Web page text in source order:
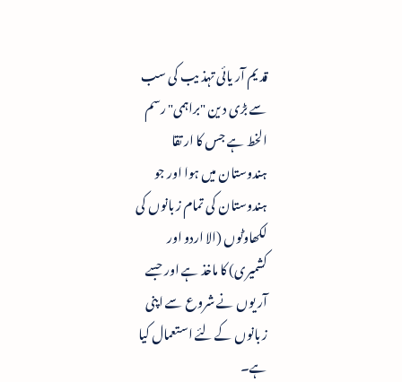
قدیم آریائی تہذیب کی سب
سے بڑی دین "براہمی" رسم
الخط ہے جس کا ارتقا
ہندوستان میں ہوا اور جو
ہندوستان کی تمام زبانوں کی
لکھاوٹوں (الا اردو اور
کشمیری) کا ماخذ ہے اور جسے
آریوں نے شروع سے اپنی
زبانوں کے لئے استعمال کیا
ہے۔